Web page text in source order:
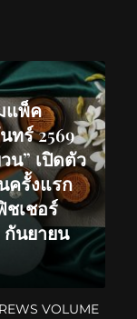
แพ็ค
ทร์ 2569
น” เปิดตัว
ครั้งแรก
ชเชอร์
กันยายน
VOLUME